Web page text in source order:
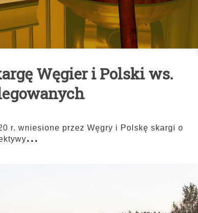
Węgier i Polski ws.
r. wniesione przez Węgry i Polskę skargi o
...